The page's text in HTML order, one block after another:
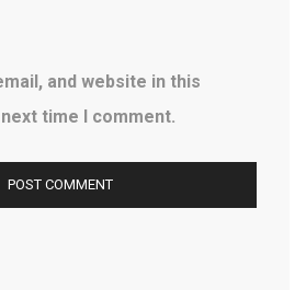
and website in this
time I comment.